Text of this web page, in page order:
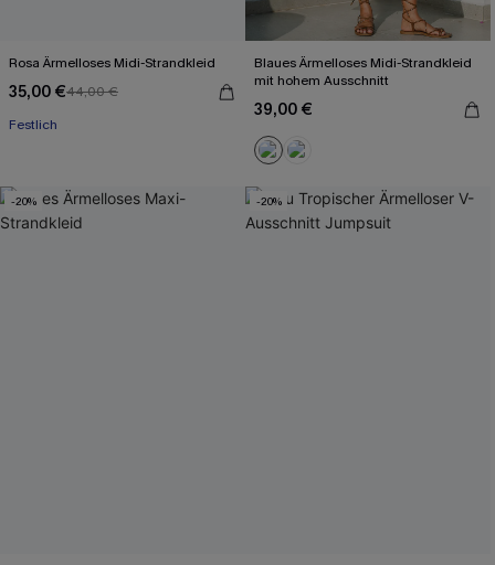
Rosa Ärmelloses Midi-Strandkleid
35,00 €44,00 €
Festlich
Blaues Ärmelloses Midi-Strandkleid
mit hohem Ausschnitt
39,00 €
-20% -20%